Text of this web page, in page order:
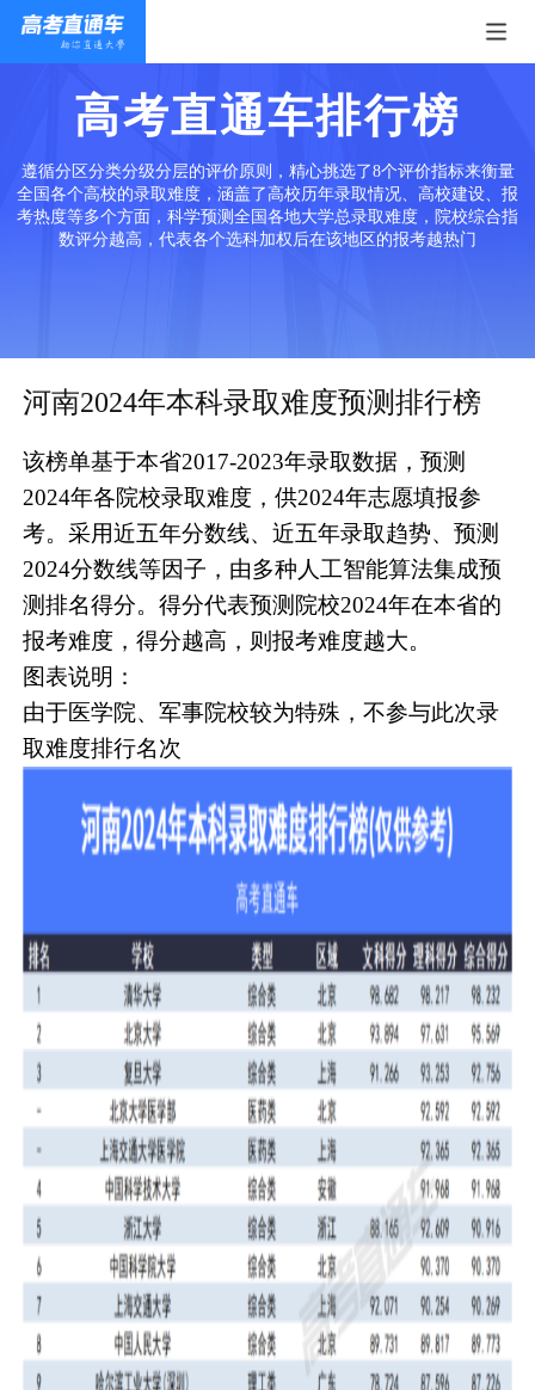
高考直通车排行榜
遵循分区分类分级分层的评价原则，精心挑选了8个评价指标来衡量
全国各个高校的录取难度，涵盖了高校历年录取情况、高校建设、报
考热度等多个方面，科学预测全国各地大学总录取难度，院校综合指
数评分越高，代表各个选科加权后在该地区的报考越热门
河南2024年本科录取难度预测排行榜
该榜单基于本省2017-2023年录取数据，预测
2024年各院校录取难度，供2024年志愿填报参
考。采用近五年分数线、近五年录取趋势、预测
2024分数线等因子，由多种人工智能算法集成预
测排名得分。得分代表预测院校2024年在本省的
报考难度，得分越高，则报考难度越大。
图表说明：
由于医学院、军事院校较为特殊，不参与此次录
取难度排行名次